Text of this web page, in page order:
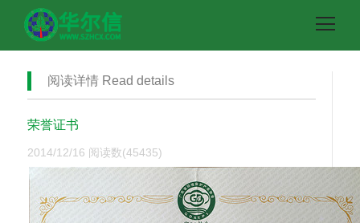
阅读详情 Read details
荣誉证书
2014/12/16 阅读数(45435)